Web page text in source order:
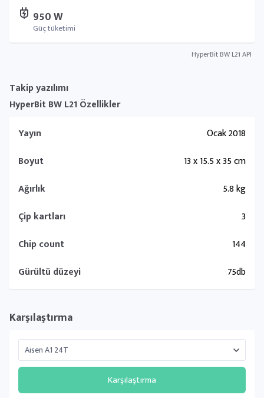
950 W
Güç tüketimi
HyperBit BW L21 API
Takip yazılımı
HyperBit BW L21 Özellikler
Yayın
Ocak 2018
Boyut
13 x 15.5 x 35 cm
Ağırlık
5.8 kg
Çip kartları
3
Chip count
144
Gürültü düzeyi
75db
Karşılaştırma
Karşılaştırma